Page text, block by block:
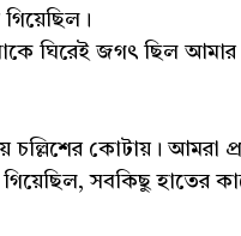
ঘিরেই জগৎ ছিল
কোটায়। আমরা
সবকিছু হাতের